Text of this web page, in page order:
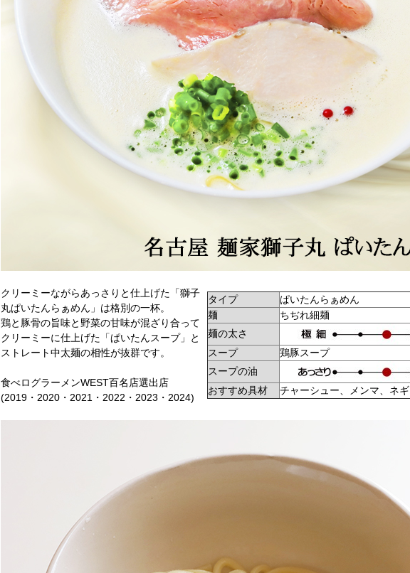
クリーミーながらあっさりと仕上げた「獅子
丸ぱいたんらぁめん」は格別の一杯。
鶏と豚骨の旨味と野菜の甘味が混ざり合って
クリーミーに仕上げた「ぱいたんスープ」と
ストレート中太麺の相性が抜群です。
食べログラーメンWEST百名店選出店
(2019・2020・2021・2022・2023・2024)
タイプ
ぱいたんらぁめん
麺
ちぢれ細麺
麺の太さ
スープ
鶏豚スープ
スープの油
おすすめ具材
チャーシュー、メンマ、ネギ